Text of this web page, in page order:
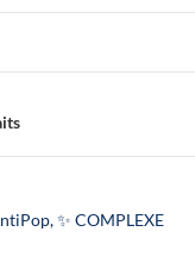
,✨ COMPLEXE